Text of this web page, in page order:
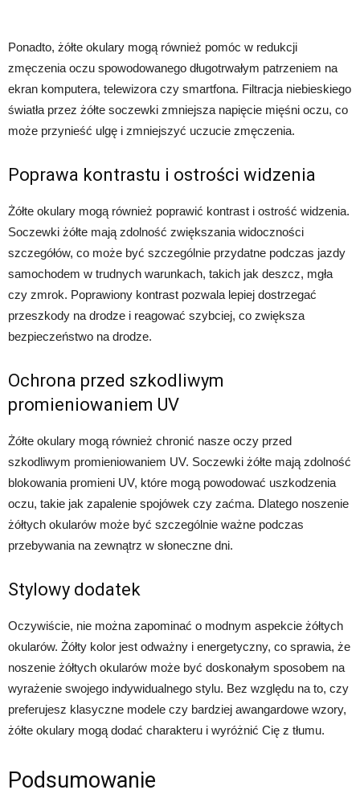
Ponadto, żółte okulary mogą również pomóc w redukcji
zmęczenia oczu spowodowanego długotrwałym patrzeniem na
ekran komputera, telewizora czy smartfona. Filtracja niebieskiego
światła przez żółte soczewki zmniejsza napięcie mięśni oczu, co
może przynieść ulgę i zmniejszyć uczucie zmęczenia.
Poprawa kontrastu i ostrości widzenia
Żółte okulary mogą również poprawić kontrast i ostrość widzenia.
Soczewki żółte mają zdolność zwiększania widoczności
szczegółów, co może być szczególnie przydatne podczas jazdy
samochodem w trudnych warunkach, takich jak deszcz, mgła
czy zmrok. Poprawiony kontrast pozwala lepiej dostrzegać
przeszkody na drodze i reagować szybciej, co zwiększa
bezpieczeństwo na drodze.
Ochrona przed szkodliwym
promieniowaniem UV
Żółte okulary mogą również chronić nasze oczy przed
szkodliwym promieniowaniem UV. Soczewki żółte mają zdolność
blokowania promieni UV, które mogą powodować uszkodzenia
oczu, takie jak zapalenie spojówek czy zaćma. Dlatego noszenie
żółtych okularów może być szczególnie ważne podczas
przebywania na zewnątrz w słoneczne dni.
Stylowy dodatek
Oczywiście, nie można zapominać o modnym aspekcie żółtych
okularów. Żółty kolor jest odważny i energetyczny, co sprawia, że
noszenie żółtych okularów może być doskonałym sposobem na
wyrażenie swojego indywidualnego stylu. Bez względu na to, czy
preferujesz klasyczne modele czy bardziej awangardowe wzory,
żółte okulary mogą dodać charakteru i wyróżnić Cię z tłumu.
Podsumowanie